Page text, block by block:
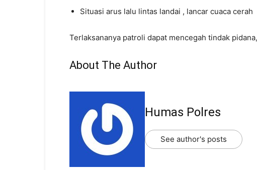
Situasi arus lalu lintas landai , lancar cuaca cerah
Terlaksananya patroli dapat mencegah tindak
About The Author
Humas Polres
See author's posts